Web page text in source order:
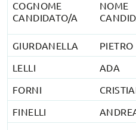
COGNOME
CANDIDATO/A
NOME
GIURDANELLA PIETRO
LELLI
ADA
FORNI
FINELLI